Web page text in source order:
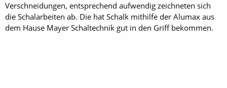
Verschneidungen, entsprechend aufwendig zeichneten sich
die Schal­arbeiten ab. Die hat Schalk mithilfe der Alumax aus
dem Hause Mayer Schaltechnik gut in den Griff bekommen.